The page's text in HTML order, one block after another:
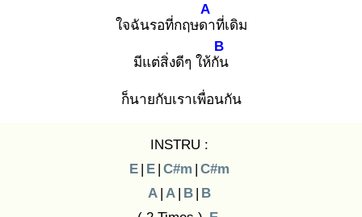
ใจฉันรอที่กฤษดา
A
ที่เดิม
มีแต่สิ่งดีๆ ให้กัน
B
ก็นายกับเราเพื่อนกัน
INSTRU :
E | E | C#m | C#m
A | A | B | B